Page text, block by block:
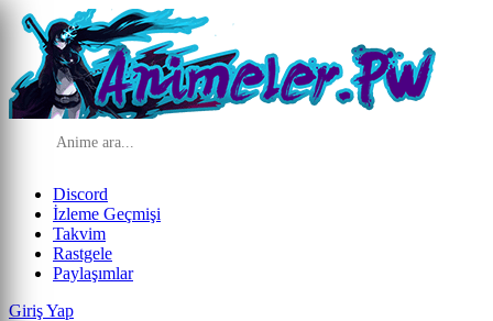
Discord
İzleme Geçmişi
Takvim
Rastgele
Paylaşımlar
Giriş Yap